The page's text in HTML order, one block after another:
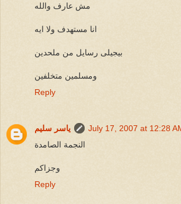
مش عارف والله
انا مستهدف ولا ايه
بيجيلى رسايل من ملحدين
ومسلمين متخلفين
Reply
ياسر سليم
July 17, 2007 at 12:28
النجمة الصامدة
وجزاكم
Reply